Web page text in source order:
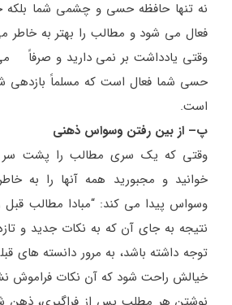
نه تنها حافظه حسی و چشمی شما بلکه
فعال می شود و مطالب را بهتر به خاطر
وقتی یادداشت بر نمی دارید و صرفاً
حسی شما فعال است که مسلماً بازدهی
است.
پ– از بین رفتن وسواس ذهنی
وقتی که یک سری مطالب را پشت
خوانید و مجبورید همه آنها را به
وسواس پیدا می کند: “مبادا مطالب قبل
نتیجه به جای آن که به نکات جدید و
توجه داشته باشد، به مرور دانسته های
خیالش راحت شود که آن نکات فراموش